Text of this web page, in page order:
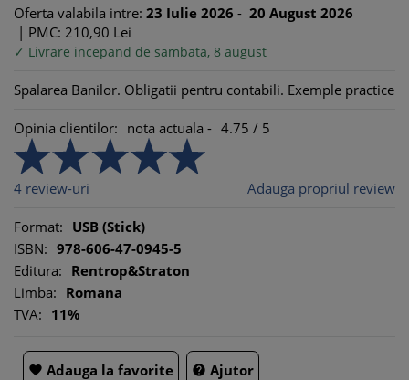
Oferta valabila intre: 23 Iulie 2026 - 20 August 2026
| PMC: 210,90 Lei
✓ Livrare incepand de sambata, 8 august
Spalarea Banilor. Obligatii pentru contabili. Exemple practice
Opinia clientilor: nota actuala - 4.75 / 5
4 review-uri Adauga propriul review
Format: USB (Stick)
ISBN: 978-606-47-0945-5
Editura: Rentrop&Straton
Limba: Romana
TVA: 11%
 Adauga la favorite  Ajutor